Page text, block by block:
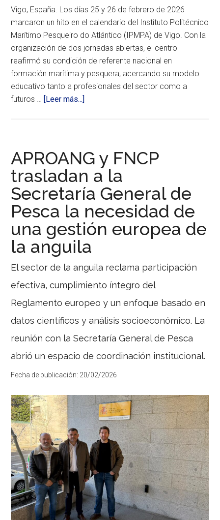
130
países,
colaborando
con
más
de
40
en
la
Vigo, España. Los días 25 y 26 de febrero de 2026
marcaron un hito en el calendario del Instituto Politécnico
Marítimo Pesqueiro do Atlántico (IPMPA) de Vigo. Con la
organización de dos jornadas abiertas, el centro
reafirmó su condición de referente nacional en
formación marítima y pesquera, acercando su modelo
educativo tanto a profesionales del sector como a
futuros … [Leer más...]
Vigo
abre
sus
puertas
al
sector
a
futuros
en
sus
Jornadas
El
Politécnico
Pesqueiro
Atlántico
refuerza
su
papel
como
Centro
de
Referencia
Nacional
en
formación
marítima
y
pesquera
con
APROANG y FNCP
trasladan a la
Secretaría General de
Pesca la necesidad de
una gestión europea de
la anguila
El sector de la anguila reclama participación
efectiva, cumplimiento íntegro del
Reglamento europeo y un enfoque basado en
datos científicos y análisis socioeconómico. La
reunión con la Secretaría General de Pesca
abrió un espacio de coordinación institucional.
Fecha de publicación: 20/02/2026